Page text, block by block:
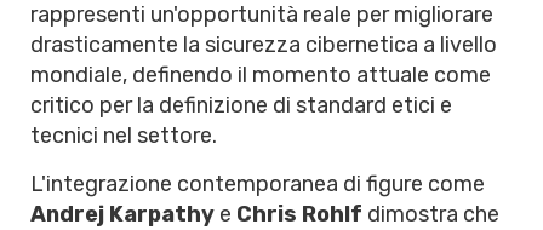
rappresenti un'opportunità reale per migliorare
drasticamente la sicurezza cibernetica a livello
mondiale, definendo il momento attuale come
critico per la definizione di standard etici e
tecnici nel settore.
L'integrazione contemporanea di figure come
Andrej Karpathy e Chris Rohlf dimostra che